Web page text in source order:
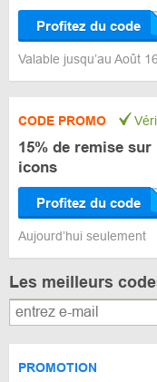
Profitez du code
Valable jusqu’au Août
CODE PROMO
15% de remise
icons
Profitez du code
Aujourd’hui seulement
Les meilleurs
PROMOTION